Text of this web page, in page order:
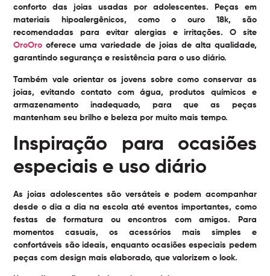
conforto das joias usadas por adolescentes. Peças em
materiais hipoalergênicos, como o ouro 18k, são
recomendadas para evitar alergias e irritações. O site
OroOro oferece uma variedade de joias de alta qualidade,
garantindo segurança e resistência para o uso diário.
Também vale orientar os jovens sobre como conservar as
joias, evitando contato com água, produtos químicos e
armazenamento inadequado, para que as peças
mantenham seu brilho e beleza por muito mais tempo.
Inspiração para ocasiões
especiais e uso diário
As joias adolescentes são versáteis e podem acompanhar
desde o dia a dia na escola até eventos importantes, como
festas de formatura ou encontros com amigos. Para
momentos casuais, os acessórios mais simples e
confortáveis são ideais, enquanto ocasiões especiais pedem
peças com design mais elaborado, que valorizem o look.